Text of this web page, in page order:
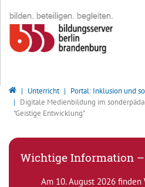
Bildungsserver Berlin - Brandenburg
Unterricht
Portal: Inklusion und
Digitale Medienbildung im
"Geistige Entwicklung"
Wichtige Information
Am 10. August 2026 finden